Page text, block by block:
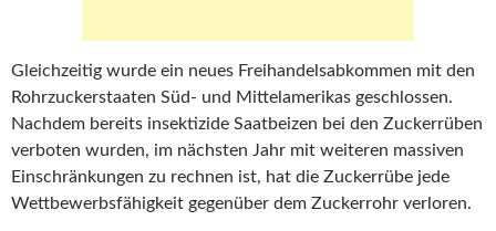
Gleichzeitig wurde ein neues Freihandelsabkommen mit den
Rohrzuckerstaaten Süd- und Mittelamerikas geschlossen.
Nachdem bereits insektizide Saatbeizen bei den Zuckerrüben
verboten wurden, im nächsten Jahr mit weiteren massiven
Einschränkungen zu rechnen ist, hat die Zuckerrübe jede
Wettbewerbsfähigkeit gegenüber dem Zuckerrohr verloren.